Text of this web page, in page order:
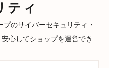
ティ
プのサイバーセキュリティ・
心してショップを運営でき